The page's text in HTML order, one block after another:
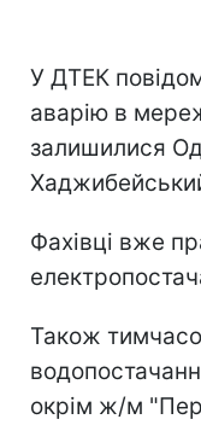
У ДТЕК
аварію в
залишилися
Фахівці вже
Також
окрім ж/м